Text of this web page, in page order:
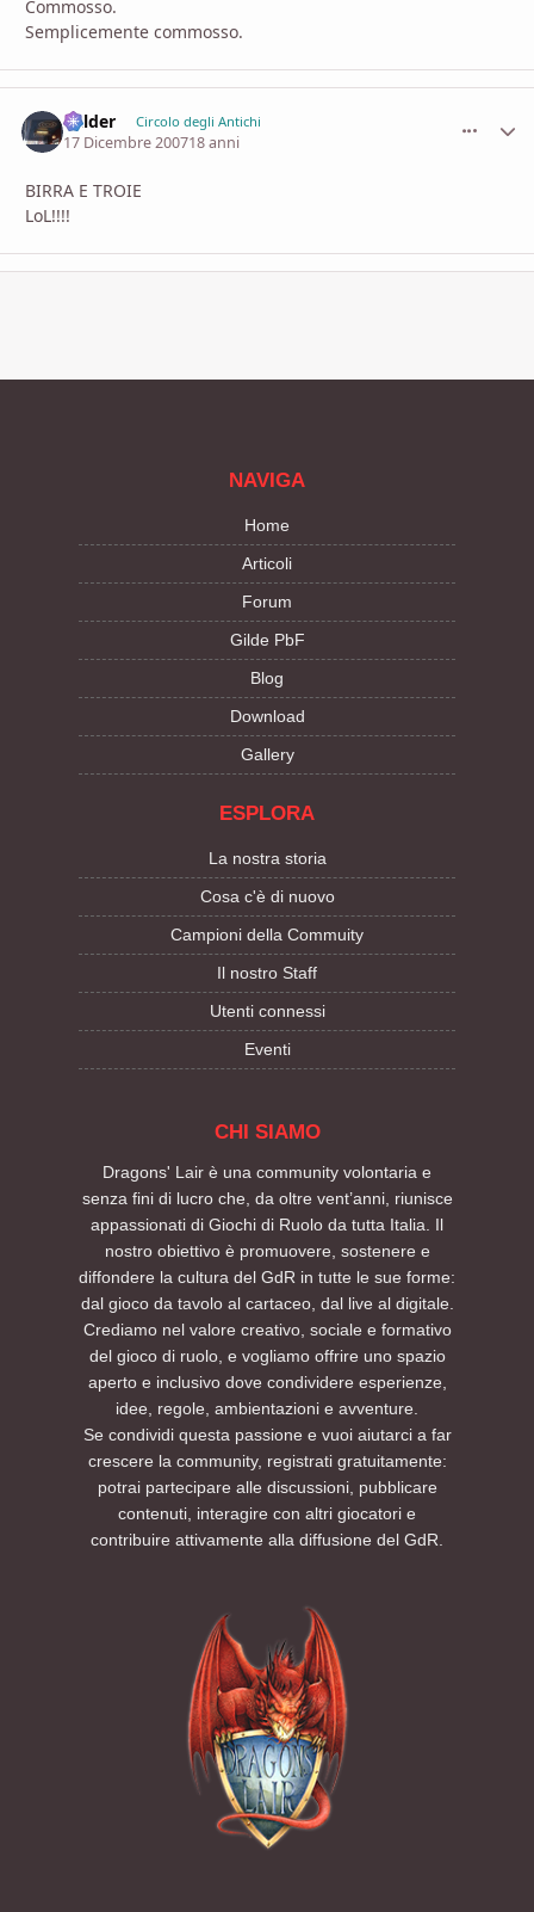
Commosso.
Semplicemente commosso.
Balder Circolo degli Antichi
17 Dicembre 200718 anni
BIRRA E TROIE
LoL!!!!
NAVIGA
Home
Articoli
Forum
Gilde PbF
Blog
Download
Gallery
ESPLORA
La nostra storia
Cosa c'è di nuovo
Campioni della Commuity
Il nostro Staff
Utenti connessi
Eventi
CHI SIAMO
Dragons' Lair è una community volontaria e
senza fini di lucro che, da oltre vent’anni, riunisce
appassionati di Giochi di Ruolo da tutta Italia. Il
nostro obiettivo è promuovere, sostenere e
diffondere la cultura del GdR in tutte le sue forme:
dal gioco da tavolo al cartaceo, dal live al digitale.
Crediamo nel valore creativo, sociale e formativo
del gioco di ruolo, e vogliamo offrire uno spazio
aperto e inclusivo dove condividere esperienze,
idee, regole, ambientazioni e avventure.
Se condividi questa passione e vuoi aiutarci a far
crescere la community, registrati gratuitamente:
potrai partecipare alle discussioni, pubblicare
contenuti, interagire con altri giocatori e
contribuire attivamente alla diffusione del GdR.